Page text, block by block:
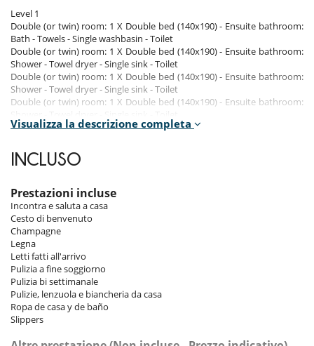
Level 1
Double (or twin) room: 1 X Double bed (140x190) - Ensuite bathroom:
Bath - Towels - Single washbasin - Toilet
Double (or twin) room: 1 X Double bed (140x190) - Ensuite bathroom:
Shower - Towel dryer - Single sink - Toilet
Double (or twin) room: 1 X Double bed (140x190) - Ensuite bathroom:
Shower - Towel dryer - Single sink - Toilet
Double (or twin) room: 1 X Double bed (140x190) - Ensuite bathroom:
Indoors
hammam
Ground floor
Fireplace
Closed fitted kitchen
Dining area
TV room
Garage
Outdoors
Jacuzzi on the terrace
Visualizza la descrizione completa
INCLUSO
Prestazioni incluse
Incontra e saluta a casa
Cesto di benvenuto
Champagne
Legna
Letti fatti all'arrivo
Pulizia a fine soggiorno
Pulizia bi settimanale
Pulizie, lenzuola e biancheria da casa
Ropa de casa y de baño
Slippers